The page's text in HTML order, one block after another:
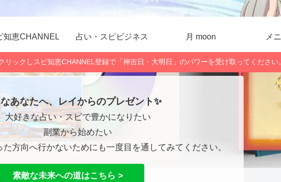
知恵CHANNEL 占い・スピビジネス 月 moon メ
ックしスピ知恵CHANNEL登録で「神吉日・大明日」のパワーを受け取ってください
あなたへ、レイからのプレゼント✨
大好きな占い・スピで豊かになりたい
副業から始めたい
方向へ行かないためにも一度目を通してみてください。
素敵な未来への道はこちら >